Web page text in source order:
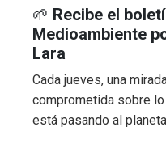
🌱 Recibe el
Medioambiente
Lara
Cada jueves, una
comprometida sobre
está pasando al